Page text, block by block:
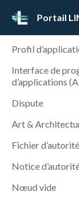
Portail
Profil
Interface de
d’applications
Dispute
Art &
Fichier d’autorité
Notice
Nœud vide